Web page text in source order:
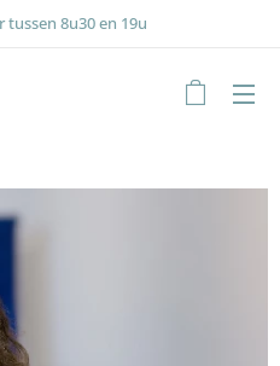
tussen 8u30 en 19u